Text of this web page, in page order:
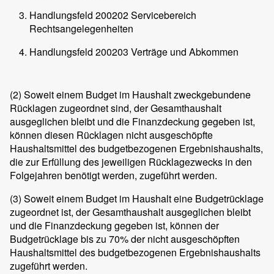
Handlungsfeld 200202 Servicebereich
Rechtsangelegenheiten
Handlungsfeld 200203 Verträge und Abkommen
(2) Soweit einem Budget im Haushalt zweckgebundene
Rücklagen zugeordnet sind, der Gesamthaushalt
ausgeglichen bleibt und die Finanzdeckung gegeben ist,
können diesen Rücklagen nicht ausgeschöpfte
Haushaltsmittel des budgetbezogenen Ergebnishaushalts,
die zur Erfüllung des jeweiligen Rücklagezwecks in den
Folgejahren benötigt werden, zugeführt werden.
(3) Soweit einem Budget im Haushalt eine Budgetrücklage
zugeordnet ist, der Gesamthaushalt ausgeglichen bleibt
und die Finanzdeckung gegeben ist, können der
Budgetrücklage bis zu 70% der nicht ausgeschöpften
Haushaltsmittel des budgetbezogenen Ergebnishaushalts
zugeführt werden.